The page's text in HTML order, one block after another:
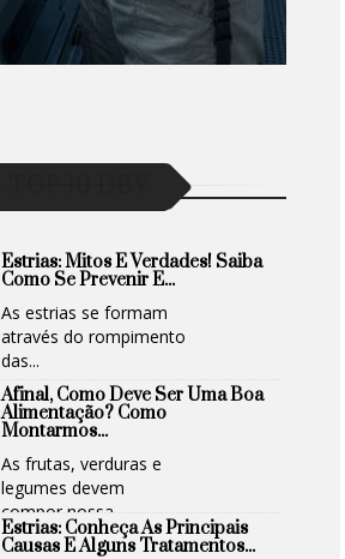
Estrias: Mitos E Verdades! Saiba
Como Se Prevenir E...
As estrias se formam
através do rompimento
das...
Afinal, Como Deve Ser Uma Boa
Alimentação? Como
Montarmos...
As frutas, verduras e
legumes devem
compor nossa...
Estrias: Conheça As Principais
Causas E Alguns Tratamentos...